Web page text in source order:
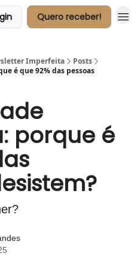
Quero receber!
Imperfeita
Posts
é que 92% das pessoas
porque é